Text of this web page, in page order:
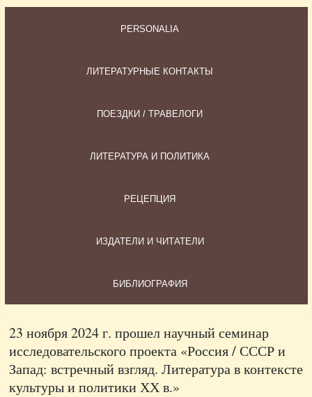
PERSONALIA
ЛИТЕРАТУРНЫЕ КОНТАКТЫ
ПОЕЗДКИ / ТРАВЕЛОГИ
ЛИТЕРАТУРА И ПОЛИТИКА
РЕЦЕПЦИЯ
ИЗДАТЕЛИ И ЧИТАТЕЛИ
БИБЛИОГРАФИЯ
23 ноября 2024 г. прошел научный семинар
исследовательского проекта «Россия / СССР и
Запад: встречный взгляд. Литература в контексте
культуры и политики ХХ в.»